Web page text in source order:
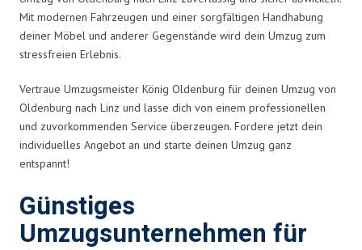
Mit modernen Fahrzeugen und einer sorgfältigen Handhabung
deiner Möbel und anderer Gegenstände wird dein Umzug zum
stressfreien Erlebnis.
Vertraue Umzugsmeister König Oldenburg für deinen Umzug von
Oldenburg nach Linz und lasse dich von einem professionellen
und zuvorkommenden Service überzeugen. Fordere jetzt dein
individuelles Angebot an und starte deinen Umzug ganz
entspannt!
Günstiges
Umzugsunternehmen für